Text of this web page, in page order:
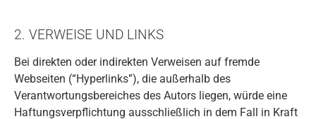
2. VERWEISE UND LINKS
Bei direkten oder indirekten Verweisen auf fremde
Webseiten (“Hyperlinks”), die außerhalb des
Verantwortungsbereiches des Autors liegen, würde eine
Haftungsverpflichtung ausschließlich in dem Fall in Kraft